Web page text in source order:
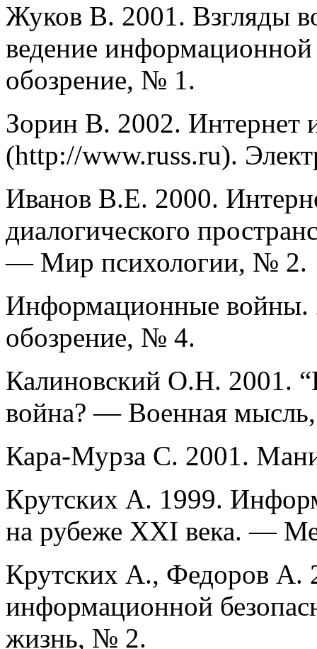
Жуков В. 2001. Взгляды
ведение
обозрение, № 1.
Зорин В. 2002. Интернет
(http://www.russ.ru).
Иванов В.Е. 2000.
диалогического
— Мир психологии, № 2.
Информационные войны.
обозрение, № 4.
Калиновский О.Н. 2001.
война? — Военная
Кара-Мурза С. 2001.
Крутских А. 1999.
на рубеже XXI века. —
Крутских А., Федоров А.
информационной
жизнь, № 2.